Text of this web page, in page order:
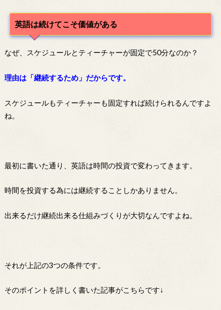
英語は続けてこそ価値がある
なぜ、スケジュールとティーチャーが固定で50分なのか？
理由は「継続するため」だからです。
スケジュールもティーチャーも固定すれば続けられるんですよ
ね。
最初に書いた通り、英語は時間の投資で変わってきます。
時間を投資する為には継続することしかありません。
出来るだけ継続出来る仕組みづくりが大切なんですよね。
それが上記の3つの条件です。
そのポイントを詳しく書いた記事がこちらです↓